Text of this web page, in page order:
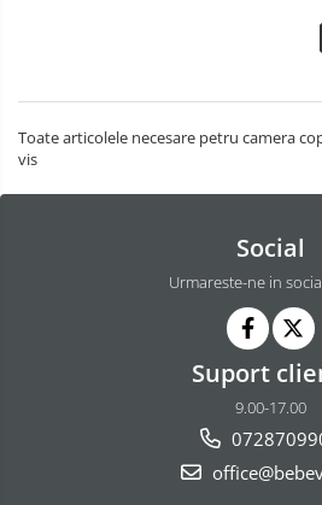
Toate articolele necesare petru camera
vis
Social
Urmareste-ne in
Suport
9.00-17.00